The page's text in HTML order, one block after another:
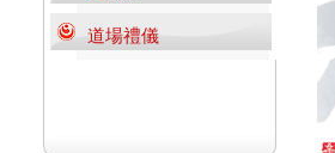
道場禮儀